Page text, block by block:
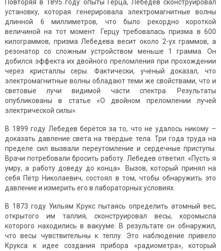
Повторяя в 1895 году опыты Герца, Лебедев сконструировал
установку, которая генерировала электромагнитные волны
длинной 6 миллиметров, что было рекордно короткой
величиной на тот момент. Герцу требовалась призма в 600
килограммов, призма Лебедева весит около 2-ух граммов, а
резонатор со сложным устройством меньше 1 грамма. Он
добился эффекта их двойного преломления при прохождении
через кристаллы серы. Фактически, учёный доказал, что
электромагнитные волны обладают теми же свойствами, что и
световые лучи видимой части спектра. Результаты
опубликованы в статье «О двойном преломлении лучей
электрической силы».
В 1899 году Лебедев берётся за то, что не удалось никому –
доказать давление света на твёрдые тела. Три года труда на
пределе сил вызвали переутомление и сердечные приступы.
Врачи потребовали бросить работу. Лебедев ответил: «Пусть я
умру, а работу доведу до конца». Вызов, который принял на
себя Пётр Николаевич, состоял в том, чтобы обнаружить это
давление и измерить его в лабораторных условиях.
В 1873 году Уильям Крукс пытаясь определить атомный вес,
открытого им таллия, сконструировал весы, коромысла
которого находились в вакууме. В результате он обнаружил,
что весы чувствительны к теплу. Это наблюдение привело
Крукса к идее создания прибора «радиометра», который